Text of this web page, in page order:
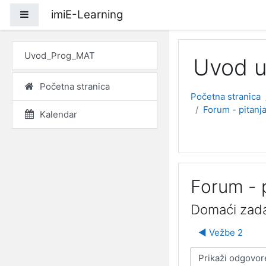
Bočni panel
imiE-Learning
Uvod_Prog_MAT
Početna stranica
Kalendar
Uvod
Početna stranica
Forum -
Forum -
Domaći
◀︎ Vežbe 2
Način prikazivanja